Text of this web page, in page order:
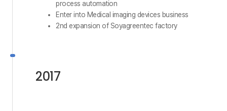
process automation
Enter into Medical imaging devices business
2nd expansion of Soyagreentec factory
2017